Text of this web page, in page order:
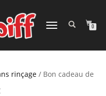
DÉPLIER
0
rinçage/ Bon cadeau de